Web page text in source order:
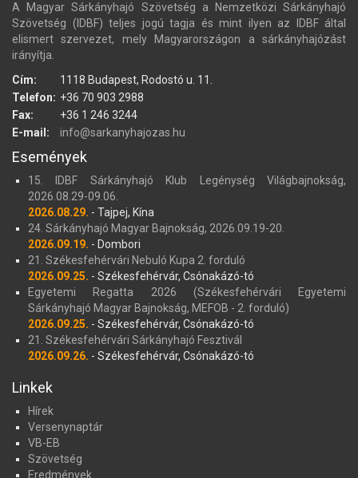
A Magyar Sárkányhajó Szövetség a Nemzetközi Sárkányhajó
Szövetség (IDBF) teljes jogú tagja és mint ilyen az IDBF által
elismert szervezet, mely Magyarországon a sárkányhajózást
irányítja.
Cím:
1118 Budapest, Rodostó u. 11.
Telefon: +36 70 903 2988
Fax:
+36 1 246 3244
E-mail:
info@sarkanyhajozas.hu
Események
15. IDBF Sárkányhajó Klub Legénység Világbajnokság,
2026.08.29-09.06.
2026.08.29. - Tajpej, Kína
24. Sárkányhajó Magyar Bajnokság, 2026.09.19-20.
2026.09.19. - Dombori
21. Székesfehérvári Nebuló Kupa 2. forduló
2026.09.25. - Székesfehérvár, Csónakázó-tó
Egyetemi Regatta 2026 (Székesfehérvári Egyetemi
Sárkányhajó Magyar Bajnokság, MEFOB - 2. forduló)
2026.09.25. - Székesfehérvár, Csónakázó-tó
21. Székesfehérvári Sárkányhajó Fesztivál
2026.09.26. - Székesfehérvár, Csónakázó-tó
Linkek
Hírek
Versenynaptár
VB-EB
Szövetség
Eredmények